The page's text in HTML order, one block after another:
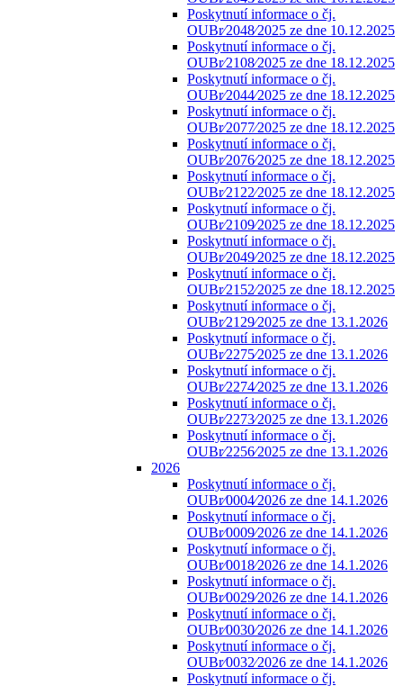
Poskytnutí informace o čj.
OUBr⁄2048⁄2025 ze dne 10.12.2025
Poskytnutí informace o čj.
OUBr⁄2108⁄2025 ze dne 18.12.2025
Poskytnutí informace o čj.
OUBr⁄2044⁄2025 ze dne 18.12.2025
Poskytnutí informace o čj.
OUBr⁄2077⁄2025 ze dne 18.12.2025
Poskytnutí informace o čj.
OUBr⁄2076⁄2025 ze dne 18.12.2025
Poskytnutí informace o čj.
OUBr⁄2122⁄2025 ze dne 18.12.2025
Poskytnutí informace o čj.
OUBr⁄2109⁄2025 ze dne 18.12.2025
Poskytnutí informace o čj.
OUBr⁄2049⁄2025 ze dne 18.12.2025
Poskytnutí informace o čj.
OUBr⁄2152⁄2025 ze dne 18.12.2025
Poskytnutí informace o čj.
OUBr⁄2129⁄2025 ze dne 13.1.2026
Poskytnutí informace o čj.
OUBr⁄2275⁄2025 ze dne 13.1.2026
Poskytnutí informace o čj.
OUBr⁄2274⁄2025 ze dne 13.1.2026
Poskytnutí informace o čj.
OUBr⁄2273⁄2025 ze dne 13.1.2026
Poskytnutí informace o čj.
OUBr⁄2256⁄2025 ze dne 13.1.2026
2026
Poskytnutí informace o čj.
OUBr⁄0004⁄2026 ze dne 14.1.2026
Poskytnutí informace o čj.
OUBr⁄0009⁄2026 ze dne 14.1.2026
Poskytnutí informace o čj.
OUBr⁄0018⁄2026 ze dne 14.1.2026
Poskytnutí informace o čj.
OUBr⁄0029⁄2026 ze dne 14.1.2026
Poskytnutí informace o čj.
OUBr⁄0030⁄2026 ze dne 14.1.2026
Poskytnutí informace o čj.
OUBr⁄0032⁄2026 ze dne 14.1.2026
Poskytnutí informace o čj.